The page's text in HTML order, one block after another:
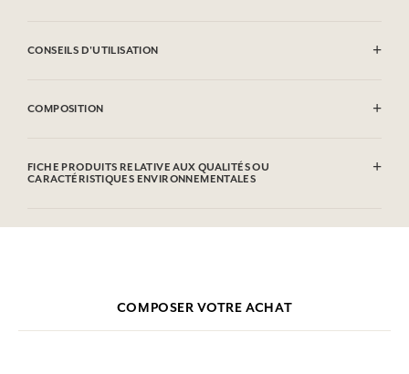
CONSEILS D'UTILISATION
de trois heures consécutives. Couper régulièrement la mèche. Ne pas
urgence (+33) 01.45.42.59.59.
COMPOSITION
Tetramethyl Acetyloctahydronaphtalenes, Cedryl Methyl Ether,
Geraniol, Citral. Cette liste peut faire l'objet de modifications, veuillez
FICHE PRODUITS RELATIVE AUX QUALITÉS OU
CARACTÉRISTIQUES ENVIRONNEMENTALES
Veuillez consulter les qualités ou caractéristiques environnementales
COMPOSER VOTRE ACHAT